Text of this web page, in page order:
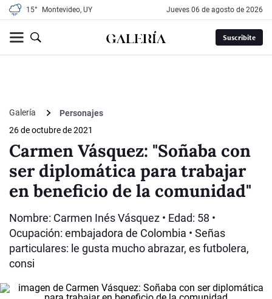
15° Montevideo, UY jueves 06 de agosto de 2026
Suscribite
Galería
Personajes
26 de octubre de 2021
Carmen Vásquez: "Soñaba con
ser diplomática para trabajar
en beneficio de la comunidad"
Nombre: Carmen Inés Vásquez • Edad: 58 •
Ocupación: embajadora de Colombia • Señas
particulares: le gusta mucho abrazar, es futbolera,
consi